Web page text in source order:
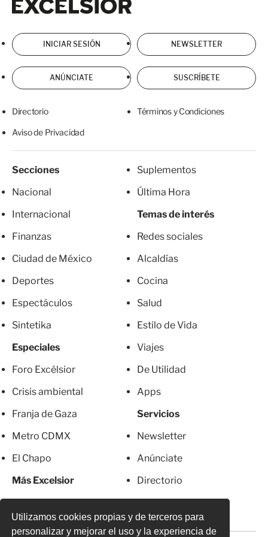
Utilizamos cookies propias y de terceros para
personalizar y mejorar el uso y la experiencia de
INICIAR SESIÓN NEWSLETTER
ANÚNCIATE SUSCRÍBETE
Directorio Términos y Condiciones
Aviso de Privacidad
Secciones
Nacional
Internacional
Finanzas
Ciudad de México
Deportes
Espectáculos
Sintetika
Especiales
Foro Excélsior
Crisis ambiental
Franja de Gaza
Metro CDMX
El Chapo
Más Excelsior
Suplementos
Última Hora
Temas de interés
Redes sociales
Alcaldías
Cocina
Salud
Estilo de Vida
Viajes
De Utilidad
Apps
Servicios
Newsletter
Anúnciate
Directorio